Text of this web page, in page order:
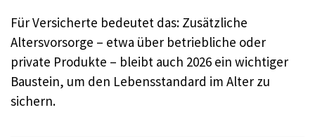
Für Versicherte bedeutet das: Zusätzliche
Altersvorsorge – etwa über betriebliche oder
private Produkte – bleibt auch 2026 ein wichtiger
Baustein, um den Lebensstandard im Alter zu
sichern.